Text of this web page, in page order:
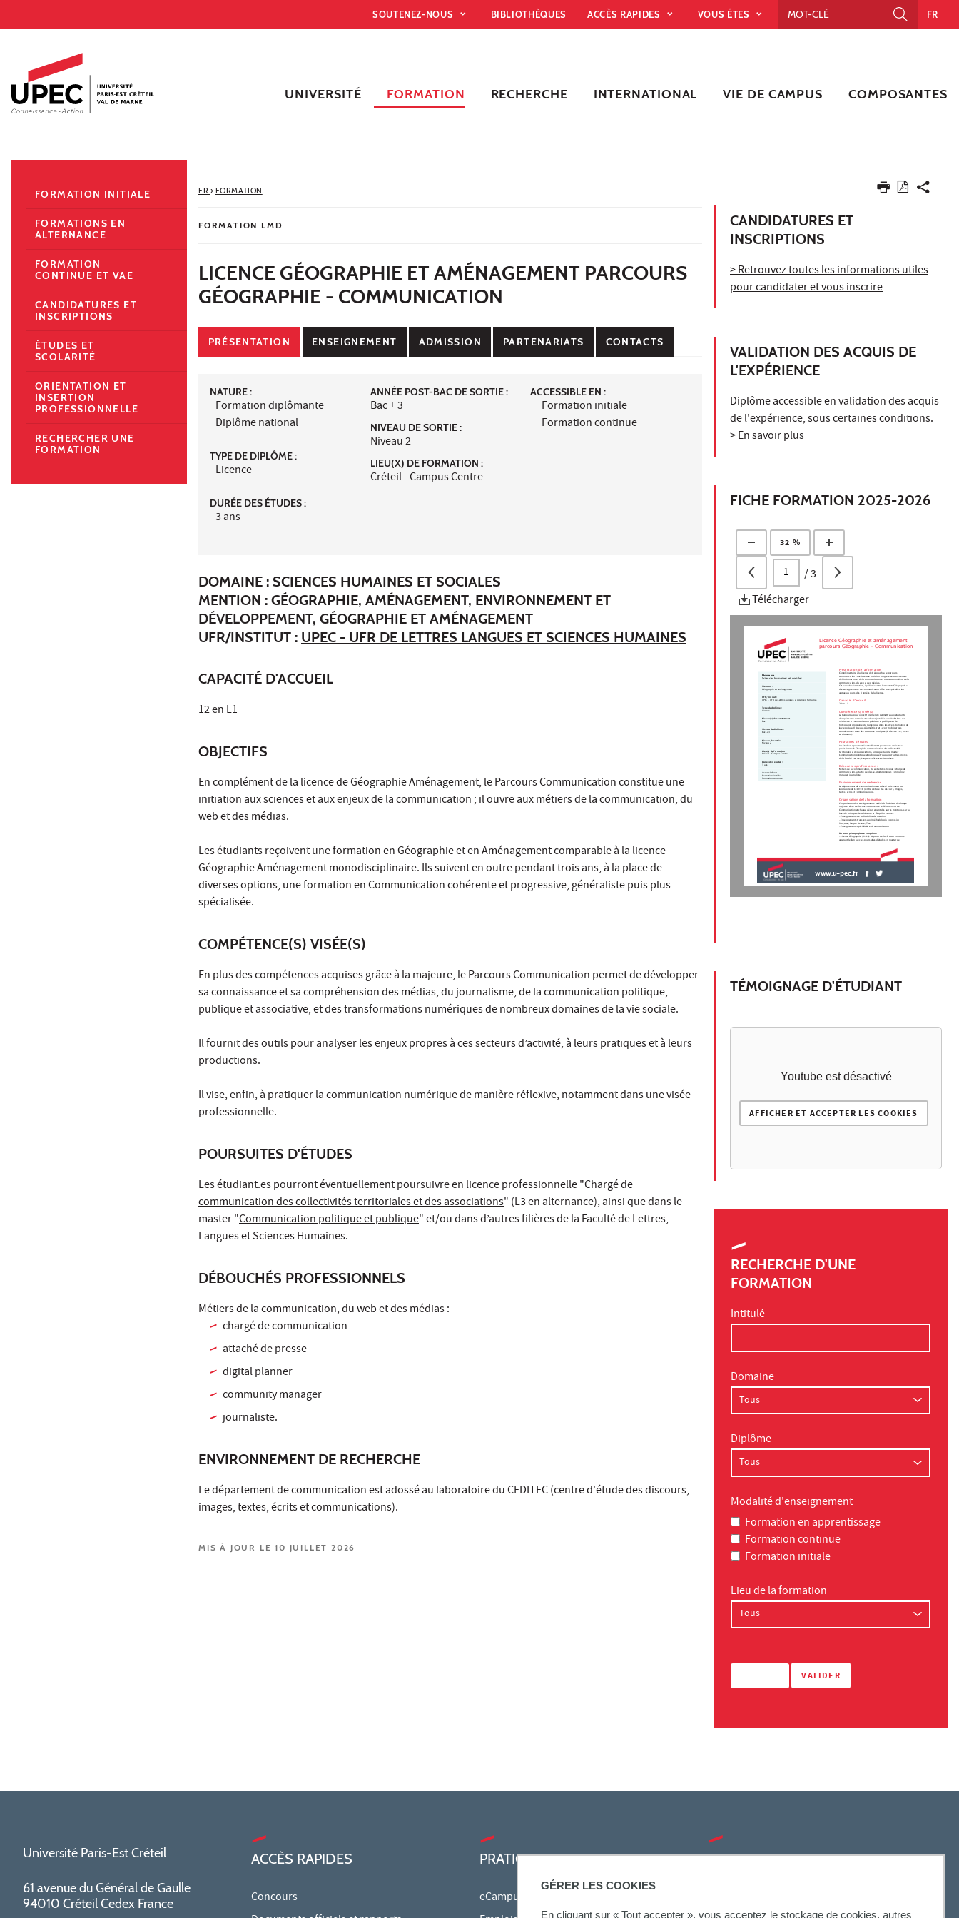
GÉRER LES COOKIES
En cliquant sur « Tout accepter », vous acceptez le stockage de cookies, autres
Accès directs
Recherche
Navigation secondaire
SOUTENEZ-NOUS BIBLIOTHÈQUES ACCÈS RAPIDES VOUS ÊTES FR
UNIVERSITÉ FORMATION RECHERCHE INTERNATIONAL VIE DE CAMPUS COMPOSANTES
FR › FORMATION
FORMATION LMD
LICENCE GÉOGRAPHIE ET AMÉNAGEMENT PARCOURS
GÉOGRAPHIE - COMMUNICATION
PRÉSENTATION ENSEIGNEMENT ADMISSION PARTENARIATS CONTACTS
NATURE :
Formation diplômante
Diplôme national
TYPE DE DIPLÔME :
Licence
DURÉE DES ÉTUDES :
3 ans
ANNÉE POST-BAC DE SORTIE :
Bac + 3
NIVEAU DE SORTIE :
Niveau 2
LIEU(X) DE FORMATION :
Créteil - Campus Centre
ACCESSIBLE EN :
Formation initiale
Formation continue
DOMAINE : SCIENCES HUMAINES ET SOCIALES
MENTION : GÉOGRAPHIE, AMÉNAGEMENT, ENVIRONNEMENT ET
DÉVELOPPEMENT, GÉOGRAPHIE ET AMÉNAGEMENT
UFR/INSTITUT : UPEC - UFR DE LETTRES LANGUES ET SCIENCES HUMAINES
CAPACITÉ D'ACCUEIL
12 en L1
OBJECTIFS
En complément de la licence de Géographie Aménagement, le Parcours Communication constitue une
initiation aux sciences et aux enjeux de la communication ; il ouvre aux métiers de la communication, du
web et des médias.
Les étudiants reçoivent une formation en Géographie et en Aménagement comparable à la licence
Géographie Aménagement monodisciplinaire. Ils suivent en outre pendant trois ans, à la place de
diverses options, une formation en Communication cohérente et progressive, généraliste puis plus
spécialisée.
COMPÉTENCE(S) VISÉE(S)
En plus des compétences acquises grâce à la majeure, le Parcours Communication permet de développer
sa connaissance et sa compréhension des médias, du journalisme, de la communication politique,
publique et associative, et des transformations numériques de nombreux domaines de la vie sociale.
Il fournit des outils pour analyser les enjeux propres à ces secteurs d’activité, à leurs pratiques et à leurs
productions.
Il vise, enfin, à pratiquer la communication numérique de manière réflexive, notamment dans une visée
professionnelle.
POURSUITES D'ÉTUDES
Les étudiant.es pourront éventuellement poursuivre en licence professionnelle "Chargé de
communication des collectivités territoriales et des associations" (L3 en alternance), ainsi que dans le
master "Communication politique et publique" et/ou dans d’autres filières de la Faculté de Lettres,
Langues et Sciences Humaines.
DÉBOUCHÉS PROFESSIONNELS
Métiers de la communication, du web et des médias :
chargé de communication
attaché de presse
digital planner
community manager
journaliste.
ENVIRONNEMENT DE RECHERCHE
Le département de communication est adossé au laboratoire duCEDITEC(centre d'étude des discours,
images, textes, écrits et communications).
MIS À JOUR LE 10 JUILLET 2026
CANDIDATURES ET
INSCRIPTIONS
> Retrouvez toutes les informations utiles
pour candidater et vous inscrire
VALIDATION DES ACQUIS DE
L'EXPÉRIENCE
Diplôme accessible en validation des acquis
de l'expérience, sous certaines conditions.
> En savoir plus
FICHE FORMATION 2025-2026
32 %
/3
Télécharger
Licence Géographie et aménagement
parcours Géographie - Communication
Présentation de la formation
Complémentaire à la licence de Géographie, le parcours
communication constitue une initiation progressive aux sciences
de l’information et de la communication et ouvre aux métiers de la
communication, du web et des médias.
Cette double formation, équilibrée entre la mention Géographie et
des enseignements de communication offre une spécialisation
accrue au cours des 3 années de la licence.
Capacité d'accueil
20 en L1
Compétence(s) visée(s)
Le Parcours a pour objectif premier de permettre aux étudiants
d’acquérir une connaissance des enjeux liés aux évolutions des
médias de la communication politique et publique et de
l'intégration croissante du numérique dans les divers domaines de
la vie sociale. Il vise aussi à maîtriser et savoir mobiliser ces
connaissances dans des situations pratiques (études de cas, mises
en situation).
Poursuites d'études
Les étudiants pourront éventuellement poursuivre en licence
professionnelle Chargé de communication des collectivités
territoriales et des associations, ainsi que dans le master
Communication politique et publique et/ou dans d’autres filières
de la Faculté Lettres, Langues et Sciences Humaines.
Débouchés professionnels
Métiers de la communication, du web et des médias : chargé de
communication, attaché de presse, digital planner, community
manager, journaliste.
Environnement de recherche
Le département de communication est adossé activement au
laboratoire du CEDITEC (centre d'étude des discours, images,
textes, écrits et communications).
Organisation de la formation
L’organisation des enseignements insérés à l’intérieur de chaque
majeure relève de la concertation entre le département de
Communication et chaque département des autres mentions, sur la
base de principes de cohérence et d’équilibre entre :
- Enseignements de la discipline de mention
- Enseignements transversaux (méthodologie, expression
française, langue vivante, Tice)
- Enseignements spécialisés en Communication
Parcours pédagogiques et options
- Licence Géographie (L1-L3). (A partir de la L2 quatre options
assurant le lien avec les poursuites d’études en master de
Domaine :
Sciences humaines et sociales
Mention :
Géographie et aménagement
UFR/Institut :
UPEC - UFR de Lettres langues et sciences humaines
Type de diplôme :
Licence
Niveau(x) de recrutement :
Bac
Niveau de diplôme :
Bac + 3
Niveau de sortie :
Niveau 2
Lieu(x) de formation :
Créteil - Campus Centre
Durée des études :
3 ans
Accessible en :
Formation initiale,
Formation continue
www.u-pec.fr
TÉMOIGNAGE D'ÉTUDIANT
Youtube est désactivé
AFFICHER ET ACCEPTER LES COOKIES
RECHERCHE D'UNE
FORMATION
Intitulé
Domaine
Diplôme
Modalité d'enseignement
Formation en apprentissage
Formation continue
Formation initiale
Lieu de la formation
FORMATION INITIALE
FORMATIONS EN
ALTERNANCE
FORMATION
CONTINUE ET VAE
CANDIDATURES ET
INSCRIPTIONS
ÉTUDES ET
SCOLARITÉ
ORIENTATION ET
INSERTION
PROFESSIONNELLE
RECHERCHER UNE
FORMATION
Université Paris-Est Créteil
61 avenue du Général de Gaulle
94010 Créteil Cedex France
ACCÈS RAPIDES
Concours
PRATIQUE
eCampus
SUIVEZ-NOUS